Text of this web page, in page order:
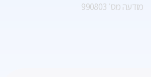
מודעה מס׳ 990803